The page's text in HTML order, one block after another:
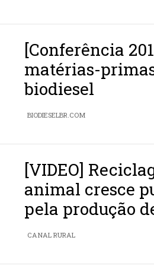
[Conferência
matérias-
biodiesel
BIODIESELBR.COM
[VIDEO]
animal cresce
pela produção
CANAL RURAL